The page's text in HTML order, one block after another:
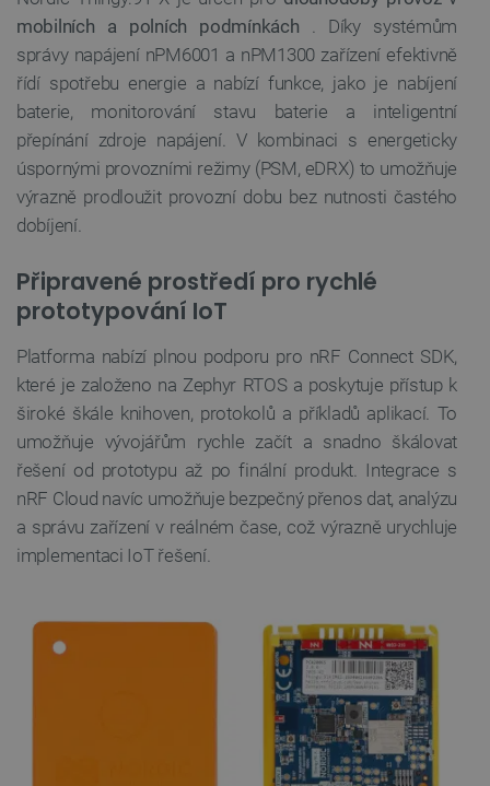
mobilních a polních podmínkách . Díky systémům
správy napájení nPM6001 a nPM1300 zařízení efektivně
řídí spotřebu energie a nabízí funkce, jako je nabíjení
baterie, monitorování stavu baterie a inteligentní
přepínání zdroje napájení. V kombinaci s energeticky
úspornými provozními režimy (PSM, eDRX) to umožňuje
výrazně prodloužit provozní dobu bez nutnosti častého
dobíjení.
Připravené prostředí pro rychlé
prototypování IoT
Platforma nabízí plnou podporu pro nRF Connect SDK,
které je založeno na Zephyr RTOS a poskytuje přístup k
široké škále knihoven, protokolů a příkladů aplikací. To
umožňuje vývojářům rychle začít a snadno škálovat
řešení od prototypu až po finální produkt. Integrace s
nRF Cloud navíc umožňuje bezpečný přenos dat, analýzu
a správu zařízení v reálném čase, což výrazně urychluje
implementaci IoT řešení.
Nezbytně nutné soubory cookie umožňují základní
funkce webových stránek, jako je přihlášení
uživatele a správa účtu. Webové stránky nelze bez
nezbytně nutných souborů cookie správně používat.
Poskytovatel /
Doména
udid .botland.cz
4 týdny 2
dny
__cf_bm
Cloudflare Inc.
.heureka.group
29 minut
58 sekund
VISITOR_PRIVACY_METADATA
YouTube
.youtube.com
5 měsíců
4 týdny
Zásadách
ochrany soukromí Google